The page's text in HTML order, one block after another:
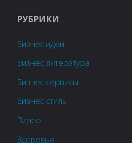
РУБРИКИ
Бизнес идеи
Бизнес литература
Бизнес сервисы
Бизнес стиль
Видео
Здоровье